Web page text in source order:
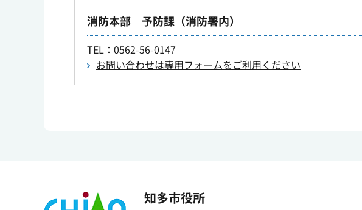
消防本部 予防課（消防署内）
TEL ：0562-56-0147
お問い合わせは専用フォームをご利用ください
知多市役所